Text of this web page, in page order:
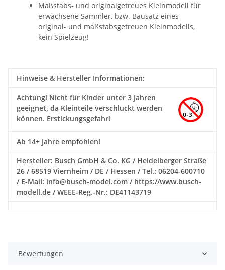
Maßstabs- und originalgetreues Kleinmodell für
erwachsene Sammler, bzw. Bausatz eines
original- und maßstabsgetreuen Kleinmodells,
kein Spielzeug!
Hinweise & Hersteller Informationen:
Achtung! Nicht für Kinder unter 3 Jahren
geeignet, da Kleinteile verschluckt werden
können. Erstickungsgefahr!
Ab 14+ Jahre empfohlen!
Hersteller: Busch GmbH & Co. KG / Heidelberger Straße
26 / 68519 Viernheim / DE / Hessen / Tel.: 06204-600710
/ E-Mail: info@busch-model.com / https://www.busch-
modell.de / WEEE-Reg.-Nr.: DE41143719
Bewertungen